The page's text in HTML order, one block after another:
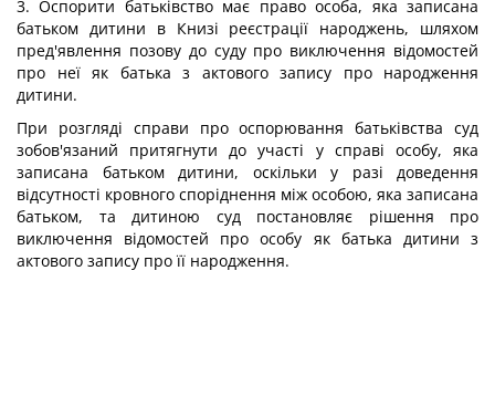
3. Оспорити батьківство має право особа, яка записана
батьком дитини в Книзі реєстрації народжень, шляхом
пред'явлення позову до суду про виключення відомостей
про неї як батька з актового запису про народження
дитини.
При розгляді справи про оспорювання батьківства суд
зобов'язаний притягнути до участі у справі особу, яка
записана батьком дитини, оскільки у разі доведення
відсутності кровного споріднення між особою, яка записана
батьком, та дитиною суд постановляє рішення про
виключення відомостей про особу як батька дитини з
актового запису про її народження.